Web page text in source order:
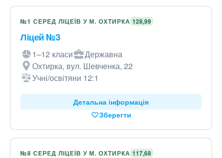
№1 СЕРЕД ЛІЦЕЇВ У М. ОХТИРКА 128,99
Ліцей №3
1–12 класи
Державна
Охтирка, вул. Шевченка, 22
Учні/освітяни 12:1
Детальна інформація
Зберегти
№8 СЕРЕД ЛІЦЕЇВ У М. ОХТИРКА 117,68